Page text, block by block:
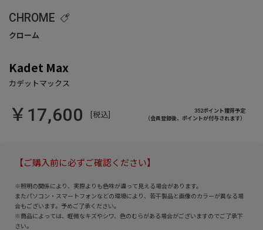
CHROME
Kadet Max
￥17,600 [税込]
352ポイント獲得予定
（会員登録後、ポイントが付与されます）
【ご購入前に必ずご確認ください】
※照明の関係により、実際よりも色味が違って見える場合があります。
またパソコン・スマートフォンなどの環境により、若干製品と画像のカラーが異なる場
合もございます。予めご了承ください。
※商品によっては、軽微なキズやシワ、色のむらがある場合がございますのでご了承下
さい。